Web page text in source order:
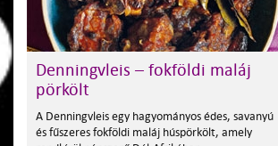
Denningvleis – fokföldi maláj
pörkölt
A Denningvleis egy hagyományos édes, savanyú
és fűszeres fokföldi maláj húspörkölt, amely